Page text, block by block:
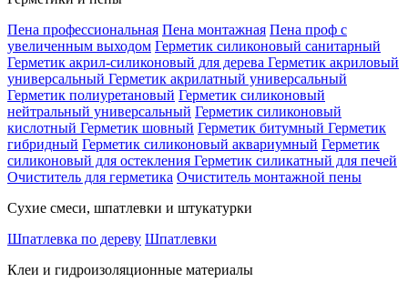
Пена профессиональная Пена монтажная Пена проф с
увеличенным выходом Герметик силиконовый санитарный
Герметик акрил-силиконовый для дерева Герметик акриловый
универсальный Герметик акрилатный универсальный
Герметик полиуретановый Герметик силиконовый
нейтральный универсальный Герметик силиконовый
кислотный Герметик шовный Герметик битумный Герметик
гибридный Герметик силиконовый аквариумный Герметик
силиконовый для остекления Герметик силикатный для печей
Очиститель для герметика Очиститель монтажной пены
Сухие смеси, шпатлевки и штукатурки
Шпатлевка по дереву Шпатлевки
Клеи и гидроизоляционные материалы